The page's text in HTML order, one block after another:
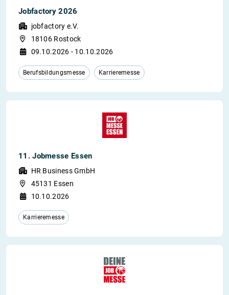
Jobfactory 2026
jobfactory e.V.
18106 Rostock
09.10.2026 - 10.10.2026
Berufsbildungsmesse Karrieremesse
11. Jobmesse Essen
HR Business GmbH
45131 Essen
10.10.2026
Karrieremesse